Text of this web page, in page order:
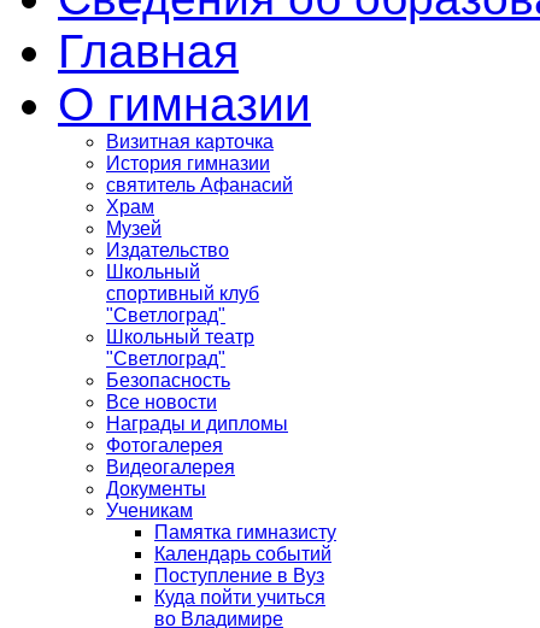
Главная
О гимназии
Визитная карточка
История гимназии
святитель Афанасий
Храм
Музей
Издательство
Школьный
спортивный клуб
"Светлоград"
Школьный театр
"Светлоград"
Безопасность
Все новости
Награды и дипломы
Фотогалерея
Видеогалерея
Документы
Ученикам
Памятка гимназисту
Календарь событий
Поступление в Вуз
Куда пойти учиться
во Владимире